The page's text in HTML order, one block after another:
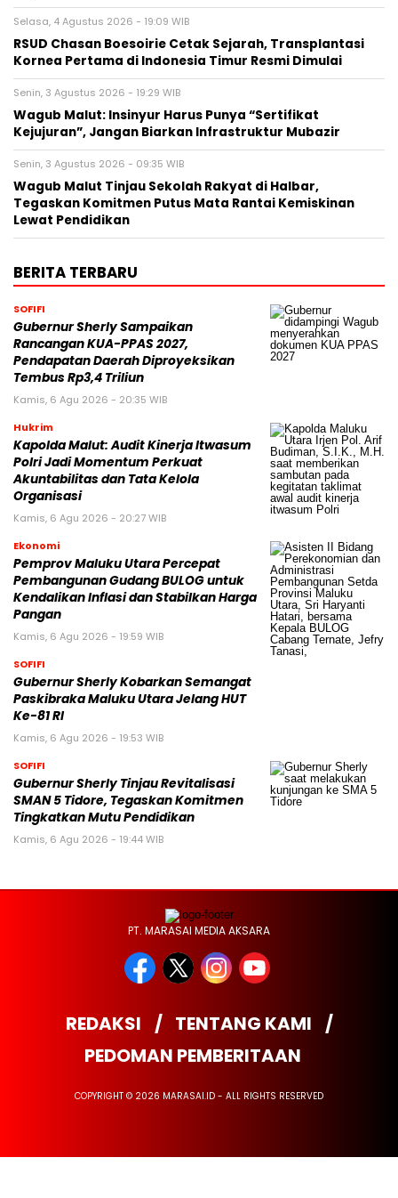
Selasa, 4 Agustus 2026 - 19:09 WIB
RSUD Chasan Boesoirie Cetak Sejarah, Transplantasi
Kornea Pertama di Indonesia Timur Resmi Dimulai
Senin, 3 Agustus 2026 - 19:29 WIB
Wagub Malut: Insinyur Harus Punya “Sertifikat
Kejujuran”, Jangan Biarkan Infrastruktur Mubazir
Senin, 3 Agustus 2026 - 09:35 WIB
Wagub Malut Tinjau Sekolah Rakyat di Halbar,
Tegaskan Komitmen Putus Mata Rantai Kemiskinan
Lewat Pendidikan
BERITA TERBARU
SOFIFI
Gubernur Sherly Sampaikan
Rancangan KUA-PPAS 2027,
Pendapatan Daerah Diproyeksikan
Tembus Rp3,4 Triliun
Kamis, 6 Agu 2026 - 20:35 WIB
Hukrim
Kapolda Malut: Audit Kinerja Itwasum
Polri Jadi Momentum Perkuat
Akuntabilitas dan Tata Kelola
Organisasi
Kamis, 6 Agu 2026 - 20:27 WIB
Ekonomi
Pemprov Maluku Utara Percepat
Pembangunan Gudang BULOG untuk
Kendalikan Inflasi dan Stabilkan Harga
Pangan
Kamis, 6 Agu 2026 - 19:59 WIB
SOFIFI
Gubernur Sherly Kobarkan Semangat
Paskibraka Maluku Utara Jelang HUT
Ke-81 RI
Kamis, 6 Agu 2026 - 19:53 WIB
SOFIFI
Gubernur Sherly Tinjau Revitalisasi
SMAN 5 Tidore, Tegaskan Komitmen
Tingkatkan Mutu Pendidikan
Kamis, 6 Agu 2026 - 19:44 WIB
PT. MARASAI MEDIA AKSARA
REDAKSI
TENTANG KAMI
PEDOMAN PEMBERITAAN
COPYRIGHT © 2026 MARASAI.ID - ALL RIGHTS RESERVED